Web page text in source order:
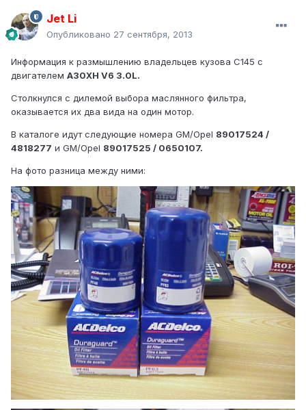
Jet Li
Опубликовано 27 сентября, 2013
Информация к размышлению владельцев кузова С145 с
двигателем A30XH V6 3.0L.
Столкнулся с дилемой выбора маслянного фильтра,
оказывается их два вида на один мотор.
В каталоге идут следующие номера GM/Opel 89017524 /
4818277 и GM/Opel 89017525 / 0650107.
На фото разница между ними: